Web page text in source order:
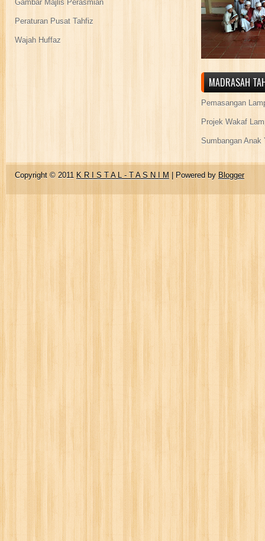
Gambar Majlis Perasmian
Peraturan Pusat Tahfiz
Wajah Huffaz
MADRASAH
Pemasangan
Projek Wakaf
Sumbangan Anak
Copyright © 2011 K R I S T A L - T A S N I M | Powered by Blogger